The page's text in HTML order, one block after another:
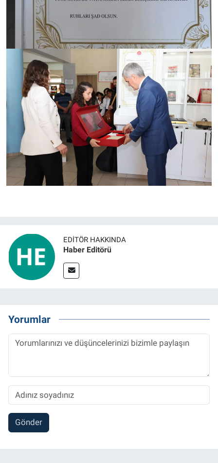
EDITÖR HAKKINDA
Haber Editörü
Yorumlar
Gönder